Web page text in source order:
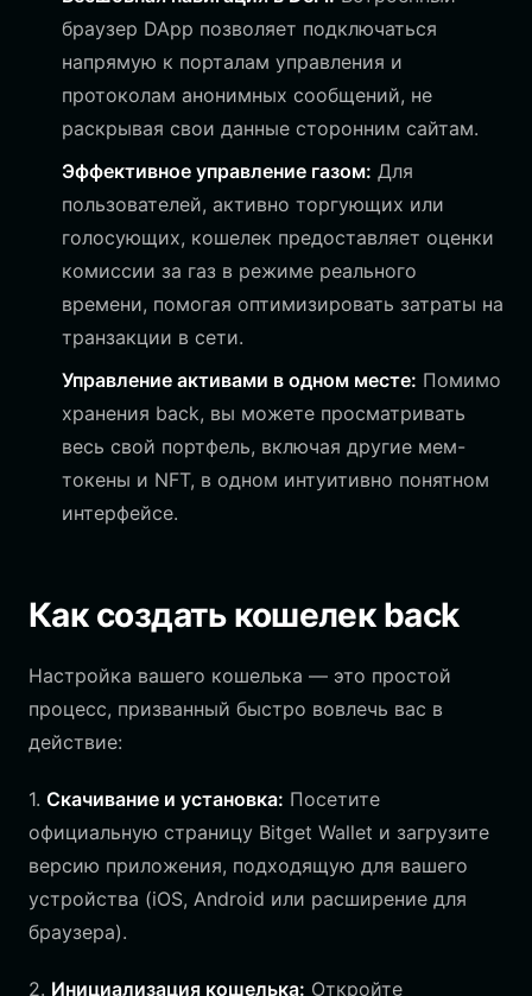
браузер DApp позволяет подключаться
напрямую к порталам управления и
протоколам анонимных сообщений, не
раскрывая свои данные сторонним сайтам.
Эффективное управление газом: Для
пользователей, активно торгующих или
голосующих, кошелек предоставляет оценки
комиссии за газ в режиме реального
времени, помогая оптимизировать затраты на
транзакции в сети.
Управление активами в одном месте: Помимо
хранения back, вы можете просматривать
весь свой портфель, включая другие мем-
токены и NFT, в одном интуитивно понятном
интерфейсе.
Как создать кошелек back
Настройка вашего кошелька — это простой
процесс, призванный быстро вовлечь вас в
действие:
1. Скачивание и установка: Посетите
официальную страницу Bitget Wallet и загрузите
версию приложения, подходящую для вашего
устройства (iOS, Android или расширение для
браузера).
2. Инициализация кошелька: Откройте